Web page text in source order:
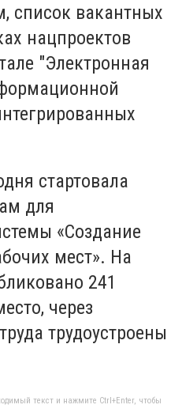
список вакантных
нацпроектов
"Электронная
стартовала
для
«Создание
мест». На
241
через
трудоустроены
текст и нажмите Ctrl+Enter, чтобы